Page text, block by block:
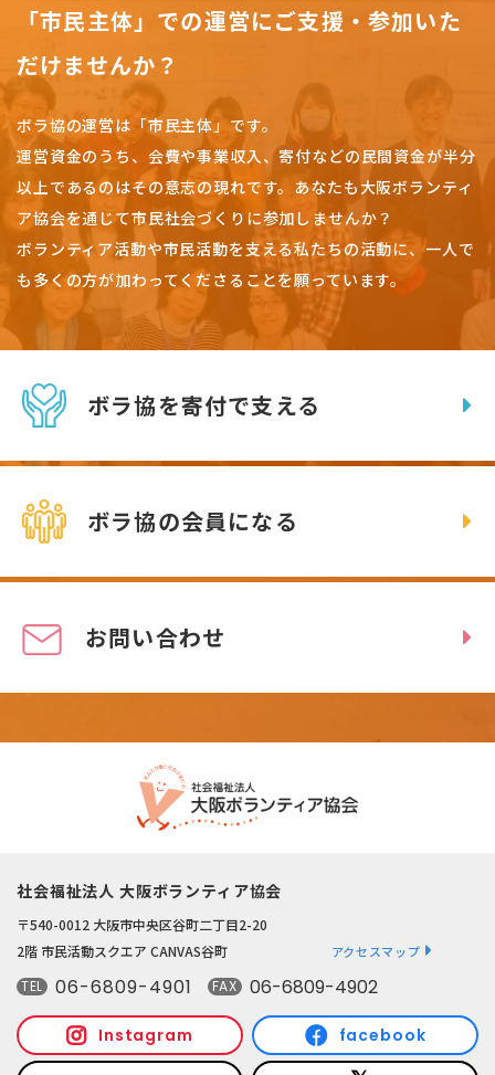
「市民主体」での運営にご支援・参加いた
だけませんか？
ボラ協の運営は「市民主体」です。
運営資金のうち、会費や事業収入、寄付などの民間資金が半分
以上であるのはその意志の現れです。 あなたも大阪ボランティ
ア協会を通じて市民社会づくりに参加しませんか？
ボランティア活動や市民活動を支える私たちの活動に、一人で
も多くの方が加わってくださることを願っています。
ボラ協を寄付で支える
ボラ協の会員になる
お問い合わせ
社会福祉法人 大阪ボランティア協会
〒540-0012 大阪市中央区谷町二丁目2-20
2階 市民活動スクエア CANVAS谷町
アクセスマップ
TEL 06-6809-4901 FAX 06-6809-4902
Instagram facebook